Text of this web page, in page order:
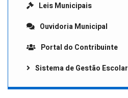
Leis Municipais
Ouvidoria Municipal
Portal do Contribuinte
Sistema de Gestão Escolar